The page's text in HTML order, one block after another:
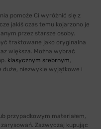
pomoże Ci wyróżnić się z
jakiś czas temu kojarzono je
przez starsze osoby.
traktowane jako oryginalna
większa. Można wybrać
klasycznym srebrnym,
duże, niezwykle wyjątkowe i
przypadkowym materiałem,
Zazwyczaj kupując